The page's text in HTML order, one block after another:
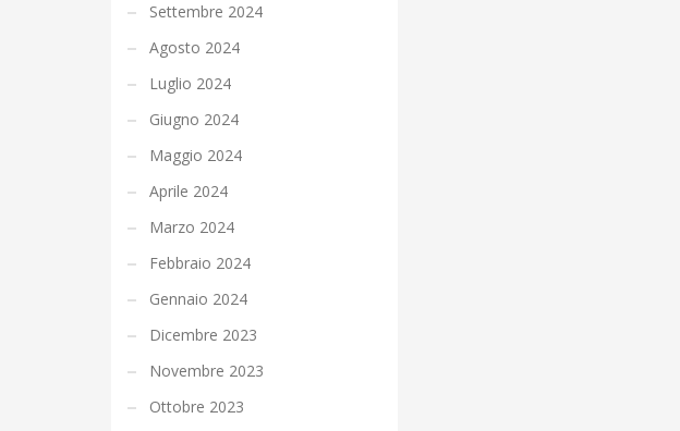
Settembre 2024
Agosto 2024
Luglio 2024
Giugno 2024
Maggio 2024
Aprile 2024
Marzo 2024
Febbraio 2024
Gennaio 2024
Dicembre 2023
Novembre 2023
Ottobre 2023